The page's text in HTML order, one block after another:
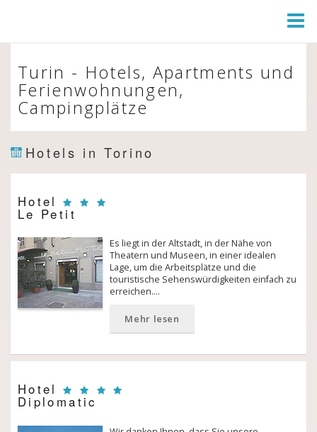
Turin - Hotels, Apartments und
Ferienwohnungen,
Campingplätze
Hotels in Torino
Hotel
Le Petit
Es liegt in der Altstadt, in der Nähe von
Theatern und Museen, in einer idealen
Lage, um die Arbeitsplätze und die
touristische Sehenswürdigkeiten einfach zu
erreichen.…
Mehr lesen
Hotel
Diplomatic